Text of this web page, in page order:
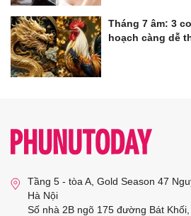
Tháng 7 âm: 3
hoạch càng dễ
Tầng 5 - tòa A, Gold Season 47
Hà Nội
Số nhà 2B ngõ 175 đường Bát